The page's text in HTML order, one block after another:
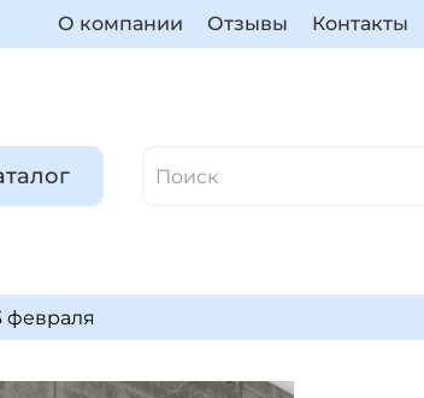
О компании Отзывы Контакты
февраля